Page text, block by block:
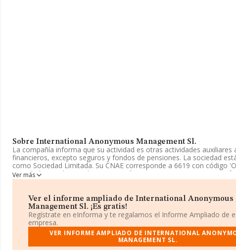
Sobre International Anonymous Management Sl.
La compañía informa que su actividad es otras actividades auxiliares
financieros, excepto seguros y fondos de pensiones. La sociedad
como Sociedad Limitada. Su CNAE corresponde a 6619 con código
actividades auxiliares a los servicios financieros, excepto seguros y
pensiones'. No realiza actividad de importación y/o exportación.
La empresa International Anonymous Management S.L, NIF
domicilio fiscal en Calle Marie Curie núm. 5 7, (28521), en el municipio
vaciamadrid, Madrid.
En relación con el sector y disponiendo de los datos de hasta 7.332
ámbito nacional la facturación alcanza la cifra de 3.115 millones de
entre todas las compañías es de 424 mil euros de ventas. En
Ver más
Ver el informe ampliado de International Anonymous
Management Sl. ¡Es gratis!
Regístrate en eInforma y te regalamos el Informe Ampliado de
empresa.
VER INFORME AMPLIADO DE INTERNATIONAL
MANAGEMENT SL.